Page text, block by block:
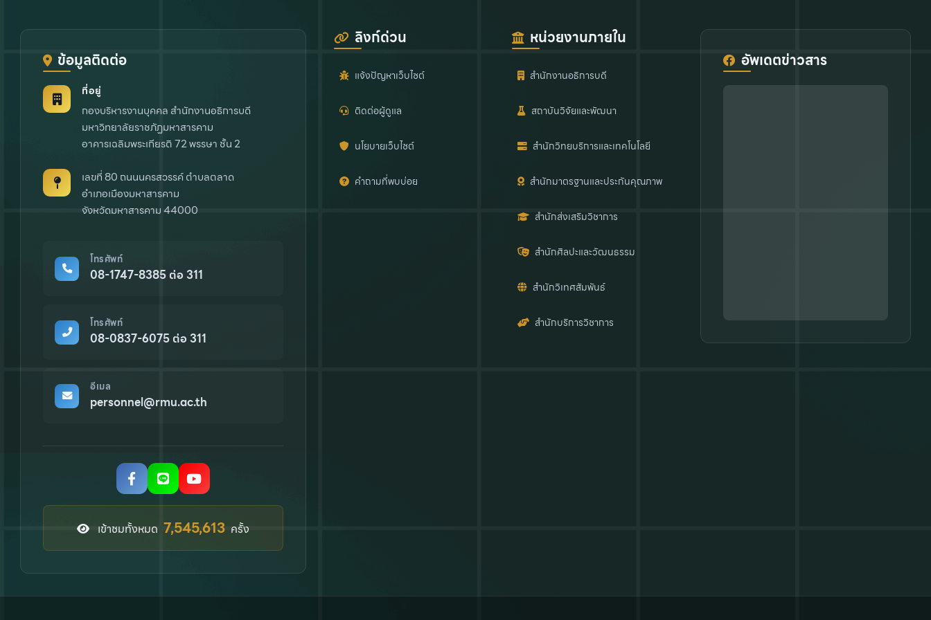
ข้อมูลติดต่อ
ที่อยู่
กองบริหารงานบุคคล สำนักงานอธิการบดี
มหาวิทยาลัยราชภัฏมหาสารคาม
อาคารเฉลิมพระเกียรติ 72 พรรษา ชั้น 2
เลขที่ 80 ถนนนครสวรรค์ ตำบลตลาด
อำเภอเมืองมหาสารคาม
จังหวัดมหาสารคาม 44000
โทรศัพท์
08-1747-8385 ต่อ 311
โทรศัพท์
08-0837-6075 ต่อ 311
อีเมล
personnel@rmu.ac.th
เข้าชมทั้งหมด 9,006,054 ครั้ง
ลิงก์ด่วน
แจ้งปัญหาเว็บไซต์
ติดต่อผู้ดูแล
นโยบายเว็บไซต์
คำถามที่พบบ่อย
หน่วยงานภายใน
สำนักงานอธิการบดี
สถาบันวิจัยและพัฒนา
สำนักวิทยบริการและเทคโนโลยี
สำนักมาตรฐานและประกันคุณภาพ
สำนักส่งเสริมวิชาการ
สำนักศิลปะและวัฒนธรรม
สำนักวิเทศสัมพันธ์
สำนักบริการวิชาการ
อัพเดตข่าวสาร